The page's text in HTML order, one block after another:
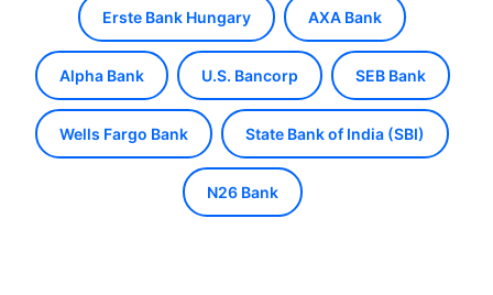
Erste Bank Hungary AXA Bank
Alpha Bank U.S. Bancorp SEB Bank
Wells Fargo Bank State Bank of India (SBI)
N26 Bank